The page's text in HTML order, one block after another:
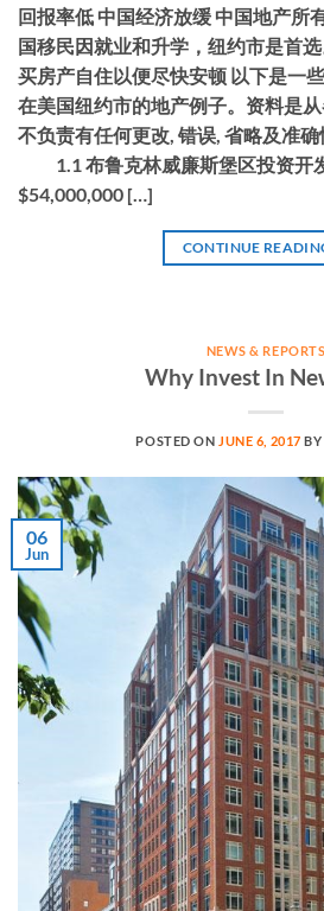
回报率低 中国经济放缓 中国地产所
国移民因就业和升学，纽约市是首
买房产自住以便尽快安顿 以下是一
在美国纽约市的地产例子。资料是
不负责有任何更改, 错误, 省略及准
1.1 布鲁克林威廉斯堡区投资开
$54,000,000 […]
CONTINUE
NEWS & REPORTS
Why Invest In
POSTED ON JUNE 6, 2017
06
Jun